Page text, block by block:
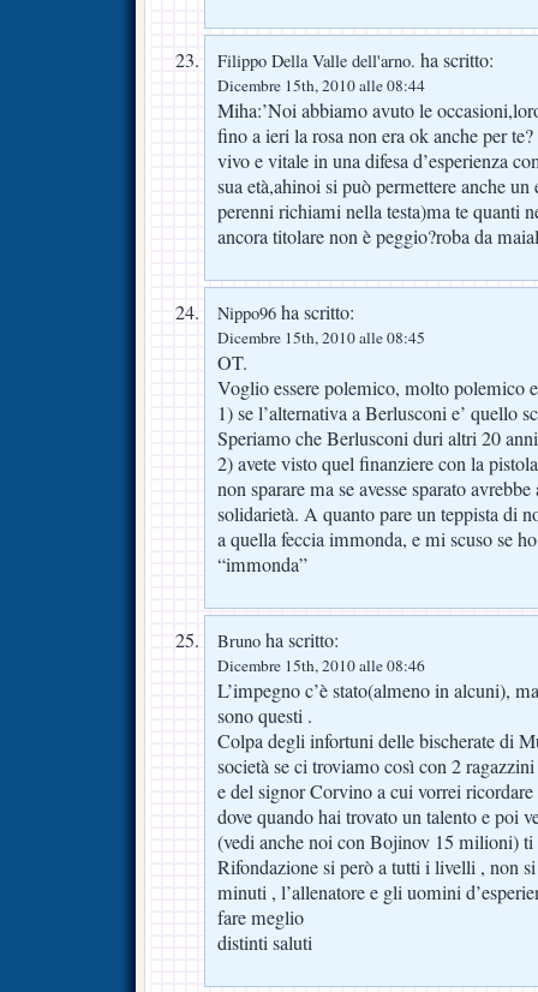
Filippo Della Valle dell'arno. ha scritto:
Dicembre 15th, 2010 alle 08:44
Miha:’Noi abbiamo avuto le
fino a ieri la rosa non era ok anche per
vivo e vitale in una difesa d’esperienza
sua età,ahinoi si può permettere anche
perenni richiami nella testa)ma te quanti
ancora titolare non è peggio?roba da
Nippo96 ha scritto:
Dicembre 15th, 2010 alle 08:45
OT.
Voglio essere polemico, molto polemico
1) se l’alternativa a Berlusconi e’ quello
Speriamo che Berlusconi duri altri 20
2) avete visto quel finanziere con la
non sparare ma se avesse sparato
solidarietà. A quanto pare un teppista di
a quella feccia immonda, e mi scuso se
“immonda”
Bruno ha scritto:
Dicembre 15th, 2010 alle 08:46
L’impegno c’è stato(almeno in alcuni),
sono questi .
Colpa degli infortuni delle bischerate di
società se ci troviamo così con 2
e del signor Corvino a cui vorrei
dove quando hai trovato un talento e poi
(vedi anche noi con Bojinov 15 milioni)
Rifondazione si però a tutti i livelli , non
minuti , l’allenatore e gli uomini
fare meglio
distinti saluti